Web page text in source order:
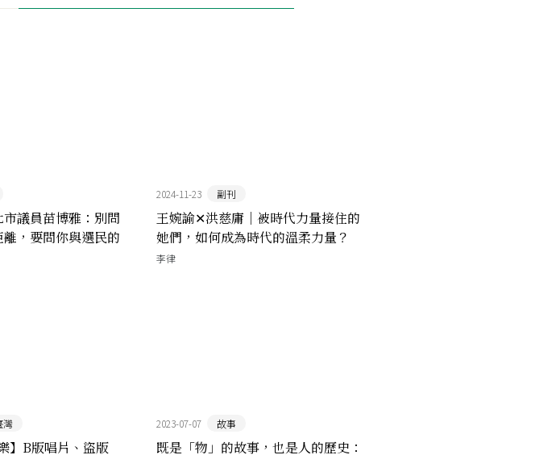
議員苗博雅：別問
，要問你與選民的
2024-11-23 副刊
王婉諭✕洪慈庸｜被時代力量接住的
她們，如何成為時代的溫柔力量？
李律
】B版唱片、盜版
2023-07-07 故事
既是「物」的故事，也是人的歷史：